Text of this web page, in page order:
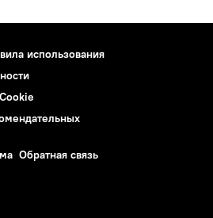
использования
Обратная связь